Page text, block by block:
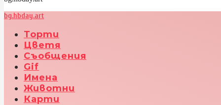
bg.hbday.art
Торти
Цветя
Съобщения
Gif
Имена
Животни
Карти